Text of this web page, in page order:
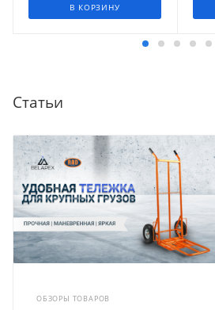
В КОРЗИНУ
Статьи
ОБЗОРЫ ТОВАРОВ